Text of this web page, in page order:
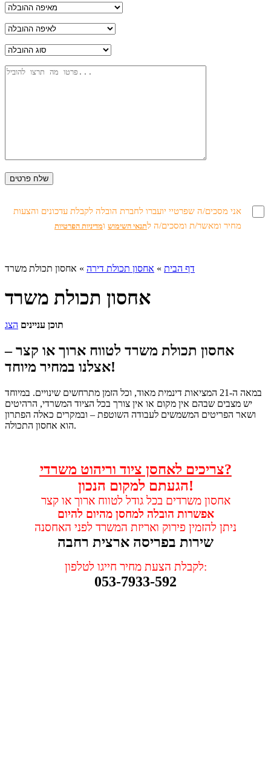
אני מסכים/ה שפרטיי יועברו לחברת הובלה לקבלת עדכונים והצעות
מחיר ומאשר/ת ומסכים/ה לתנאי השימוש ומדיניות הפרטיות
דף הבית » אחסון תכולת דירה » אחסון תכולת משרד
אחסון תכולת משרד
תוכן עניינים הצג
אחסון תכולת משרד לטווח ארוך או קצר –
אצלנו במחיר מיוחד!
במאה ה-21 המציאות דינמית מאוד, וכל הזמן מתרחשים שינויים. במיוחד
יש מצבים שבהם אין מקום או אין צורך בכל הציוד המשרדי, הרהיטים
ושאר הפריטים המשמשים לעבודה השוטפת – ובמקרים כאלה הפתרון
הוא אחסון התכולה.
צריכים לאחסן ציוד וריהוט משרדי?
הגעתם למקום הנכון!
אחסון משרדים בכל גודל לטווח ארוך או קצר
אפשרות הובלה למחסן מהיום להיום
ניתן להזמין פירוק ואריזת המשרד לפני האחסנה
שירות בפריסה ארצית רחבה
לקבלת הצעת מחיר חייגו לטלפון:
053-7933-592